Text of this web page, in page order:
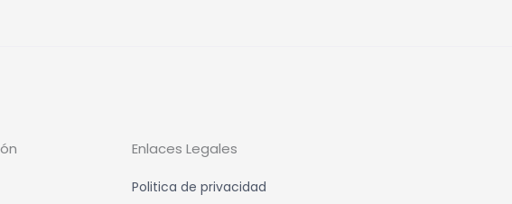
Enlaces Legales
Politica de privacidad